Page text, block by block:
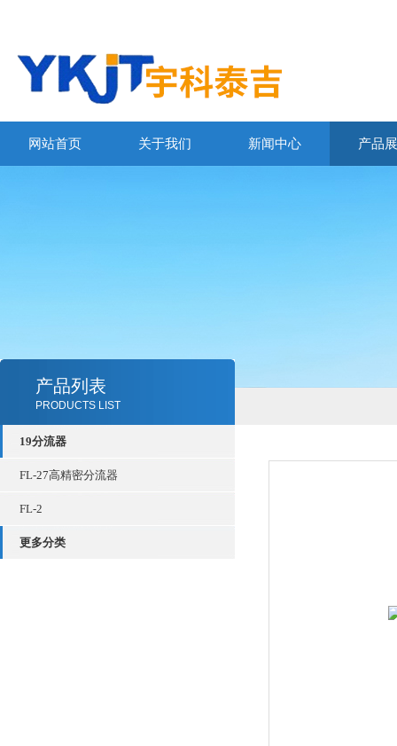
网站首页 关于我们 新闻中心 产品
产品列表
PRODUCTS LIST
19分流器
FL-27高精密分流器
FL-2
更多分类